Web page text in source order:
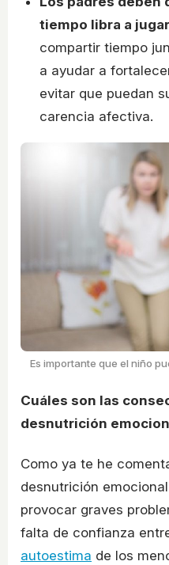
tiempo libra a
compartir tiempo
a ayudar a
evitar que puedan
carencia afectiva.
Es importante que el niño
Cuáles son las
desnutrición
Como ya te he
desnutrición
provocar graves
falta de confianza
autoestima de los